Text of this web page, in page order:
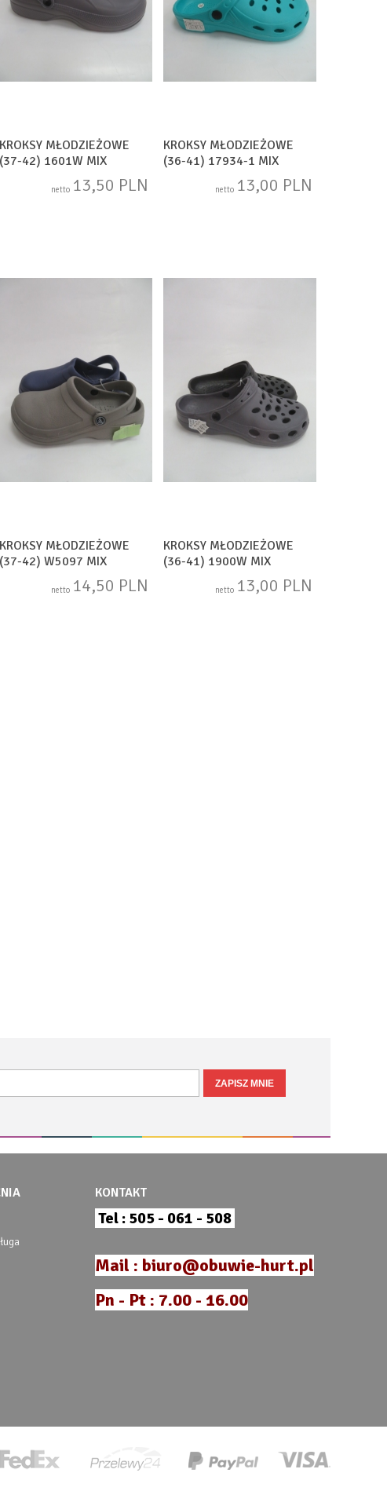
KROKSY MŁODZIEŻOWE
(37-42) 1601W MIX
netto 13,50 PLN
KROKSY MŁODZIEŻOWE
(36-41) 17934-1 MIX
netto 13,00 PLN
KROKSY MŁODZIEŻOWE
(37-42) W5097 MIX
netto 14,50 PLN
KROKSY MŁODZIEŻOWE
(36-41) 1900W MIX
netto 13,00 PLN
KONTAKT
Tel : 505 - 061 - 508
Mail : biuro@obuwie-hurt.pl
Pn - Pt : 7.00 - 16.00